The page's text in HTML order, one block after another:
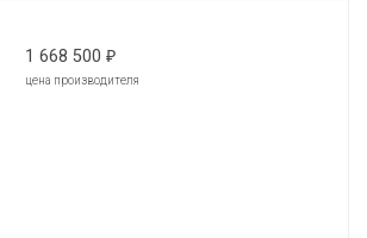
1 668 500 ₽
цена производителя